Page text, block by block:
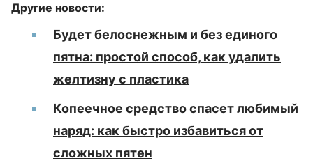
Другие новости:
Будет белоснежным и без единого
пятна: простой способ, как удалить
желтизну с пластика
Копеечное средство спасет любимый
наряд: как быстро избавиться от
сложных пятен